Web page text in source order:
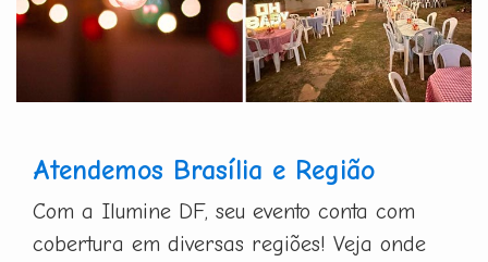
Atendemos Brasília e Região
Com a Ilumine DF, seu evento conta com
cobertura em diversas regiões! Veja onde